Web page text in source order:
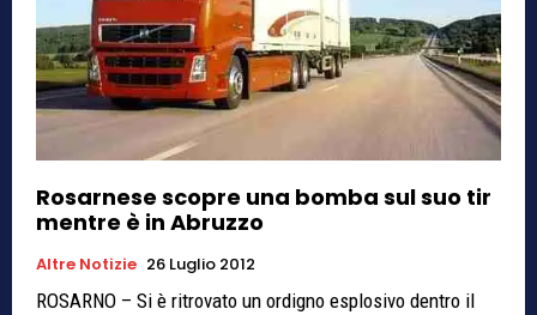
Rosarnese scopre una bomba sul suo tir
mentre è in Abruzzo
Altre Notizie 26 Luglio 2012
ROSARNO – Si è ritrovato un ordigno esplosivo dentro il